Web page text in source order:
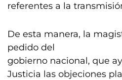
referentes a la
De esta manera, la
pedido del
gobierno nacional, que
Justicia las objeciones